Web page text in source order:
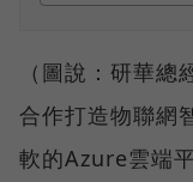
（圖說：研華
合作打造物聯網
軟的Azure雲端